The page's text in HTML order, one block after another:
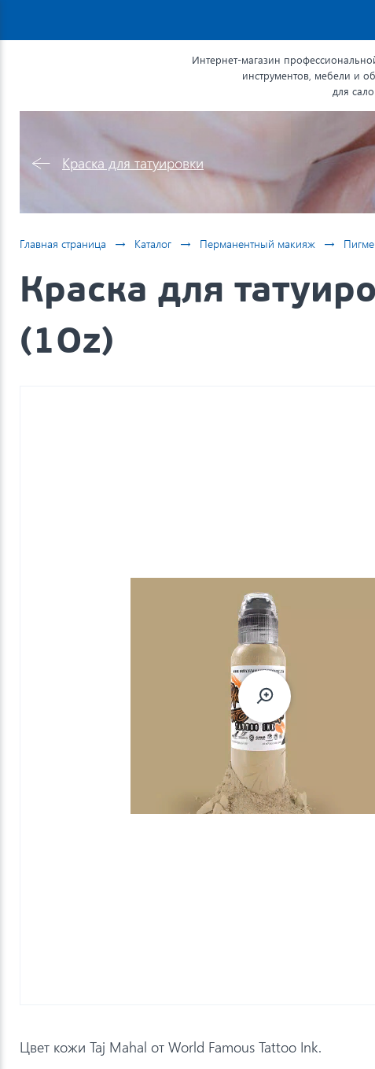
Интернет-магазин
инструментов, мебели и
для
Краска для татуировки
Главная страница → Каталог → Перманентный макияж →
Краска для
(1Oz)
Цвет кожи Taj Mahal от World Famous Tattoo Ink.